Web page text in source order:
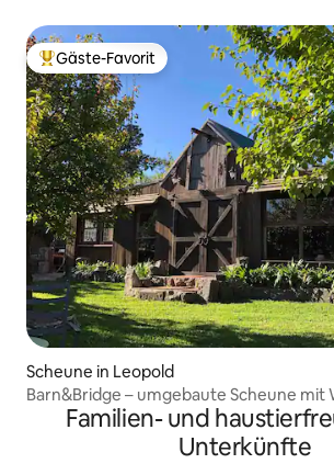
Beliebter Gäste-Favorit.
Gäste-Favorit
Scheune in Leopold
Barn&Bridge – umgebaute Scheune mit
Familien- und
Unterkünfte